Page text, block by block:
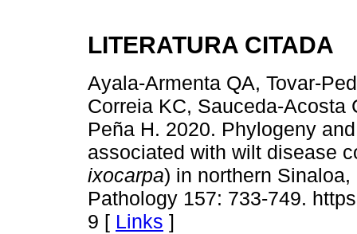
LITERATURA CITADA
Ayala-Armenta QA, Tovar-
Correia KC, Sauceda-Acosta
Peña H. 2020. Phylogeny
associated with wilt disease
ixocarpa) in northern
Pathology 157: 733-749.
9 [ Links ]